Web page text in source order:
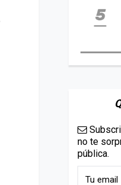
no te
pública.